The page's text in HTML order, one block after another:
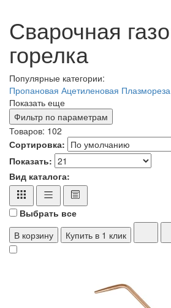
Сварочная
горелка
Популярные категории:
Пропановая Ацетиленовая Плазмореза
Показать еще
Фильтр по параметрам
Товаров: 102
Сортировка:
Показать:
Вид каталога:
Выбрать все
В корзину
Купить в 1 клик